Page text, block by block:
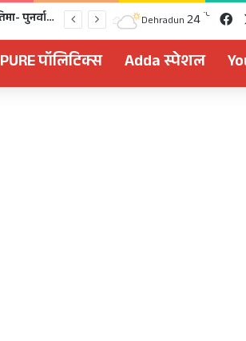
Kanwar Yatra 2026: हरिद्वार में शिवभक्तों पर हेलीकॉप्टर से पुष्पवर्षा, CM धामी ने धोए कांवड़ियों के चरण, अपने हाथों से परोसा भोजन Dehradun 24 ℃
PURE पॉलिटिक्स Adda स्पेशल